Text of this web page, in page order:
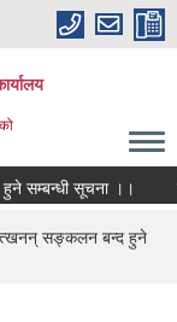
सम्बन्धी सूचना ।।
उत्खनन् सङ्कलन बन्द हुने